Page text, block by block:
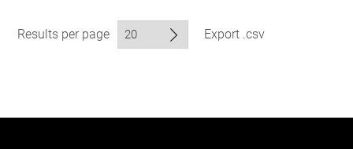
Results per page Export .csv